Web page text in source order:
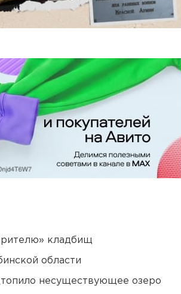
кладбищ
области
несуществующее озеро